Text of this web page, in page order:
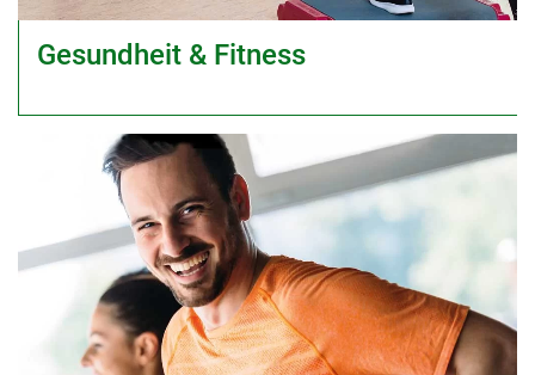
Gesundheit & Fitness